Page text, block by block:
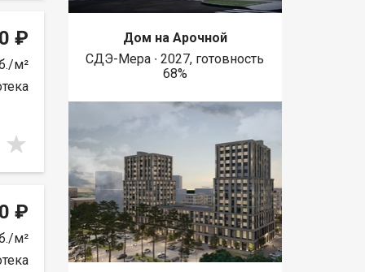
₽
м²
₽
м²
Дом на Арочной
СДЭ-Мера ∙ 2027, готовность
68%